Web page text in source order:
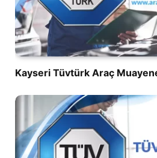
Kayseri Tüvtürk Araç